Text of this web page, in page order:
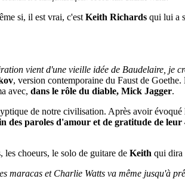
si, il est vrai, c'est Keith Richards qui lui a
vient d'une vieille idée de Baudelaire, je
, version contemporaine du Faust de
avec, dans le rôle du diable, Mick Jagger.
de notre civilisation. Après avoir évoqué
des paroles d'amour et de gratitude de leur
les choeurs, le solo de guitare de Keith qui dira
maracas et Charlie Watts va même jusqu'à